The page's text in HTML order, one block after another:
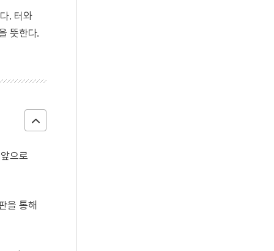
. 터와
뜻한다.
으로
을 통해